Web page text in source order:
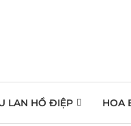
LAN HỒ ĐIỆP HOA